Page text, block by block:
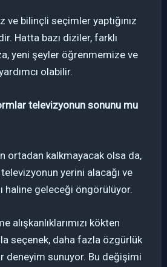
ve bilinçli seçimler yaptığınız
Hatta bazı diziler, farklı
yeni şeyler öğrenmemize ve
olabilir.
televizyonun sonunu mu
ortadan kalkmayacak olsa da,
yerini alacağı ve
haline geleceği öngörülüyor.
alışkanlıklarımızı kökten
seçenek, daha fazla özgürlük
deneyim sunuyor. Bu değişimi